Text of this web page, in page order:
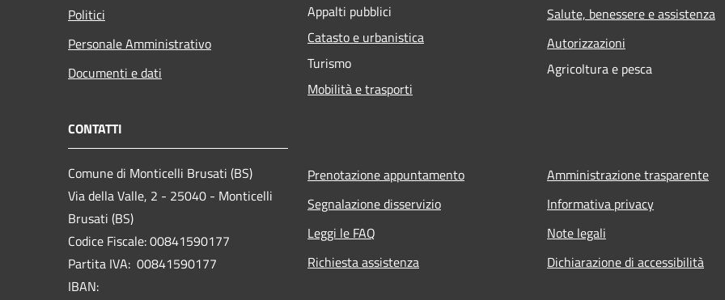
Politici
Personale Amministrativo
Documenti e dati
Appalti pubblici
Catasto e urbanistica
Turismo
Mobilità e trasporti
Salute, benessere e assistenza
Autorizzazioni
Agricoltura e pesca
CONTATTI
Comune di Monticelli Brusati (BS)
Via della Valle, 2 - 25040 - Monticelli
Brusati (BS)
Codice Fiscale: 00841590177
Partita IVA: 00841590177
IBAN:
Prenotazione appuntamento
Segnalazione disservizio
Leggi le FAQ
Richiesta assistenza
Amministrazione trasparente
Informativa privacy
Note legali
Dichiarazione di accessibilità